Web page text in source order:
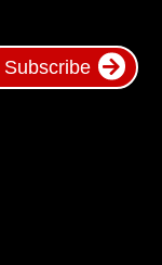
Subscribe